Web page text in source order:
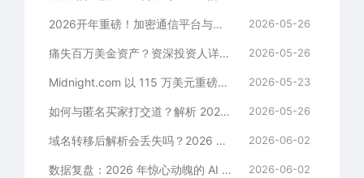
2026开年重磅！加密通信平台与海外少儿足球俱乐部联手扫货，批量收购一打“顶级终端域名” 2026-05-26
痛失百万美金资产？资深投资人详解：如何避免因“自动续费失败”失去高价域名 2026-05-26
Midnight.com 以 115 万美元重磅成交！Sedo 精英经纪人独家复盘七位数高额谈判心法 2026-05-23
如何与匿名买家打交道？解析 2026 年 Exact-Match 高端域名谈判中的隐私保护与定价博弈 2026-05-26
域名转移后解析会丢失吗？2026 独家起底：死守这三条红线，网站业务实现 0 宕机迁移 2026-06-02
数据复盘：2026 年惊心动魄的 AI 域名扫货清单！六位数硬通货跨入全自动化“建仓时代” 2026-06-02